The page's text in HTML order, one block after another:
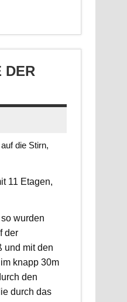
S
die Stirn,
11 Etagen,
wurden
der
und mit den
knapp 30m
den
durch das